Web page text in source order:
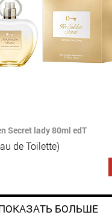
Secret lady 80ml edT
de Toilette)
БОЛЬШЕ